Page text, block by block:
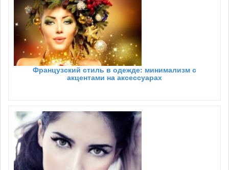
Французский стиль в одежде: минимализм с
акцентами на аксессуарах